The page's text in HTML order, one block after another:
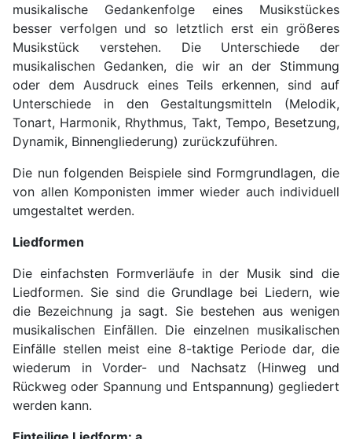
musikalische Gedankenfolge eines Musikstückes
besser verfolgen und so letztlich erst ein größeres
Musikstück verstehen. Die Unterschiede der
musikalischen Gedanken, die wir an der Stimmung
oder dem Ausdruck eines Teils erkennen, sind auf
Unterschiede in den Gestaltungsmitteln (Melodik,
Tonart, Harmonik, Rhythmus, Takt, Tempo, Besetzung,
Dynamik, Binnengliederung) zurückzuführen.
Die nun folgenden Beispiele sind Formgrundlagen, die
von allen Komponisten immer wieder auch individuell
umgestaltet werden.
Liedformen
Die einfachsten Formverläufe in der Musik sind die
Liedformen. Sie sind die Grundlage bei Liedern, wie
die Bezeichnung ja sagt. Sie bestehen aus wenigen
musi­kalischen Einfällen. Die einzelnen musikalischen
Einfälle stellen meist eine 8-taktige Periode dar, die
wiederum in Vorder- und Nachsatz (Hinweg und
Rückweg oder Spannung und Entspannung) gegliedert
werden kann.